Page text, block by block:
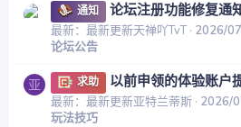
通知 论坛注册功能修复通
最新：最新更新天禅吖TvT 2026/
论坛公告
亚 求助 以前申领的体验账户
最新：最新更新亚特兰蒂斯 2026/
玩法技巧